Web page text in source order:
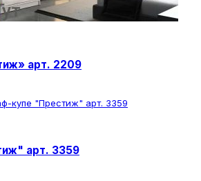
арт. 2209
арт. 3359